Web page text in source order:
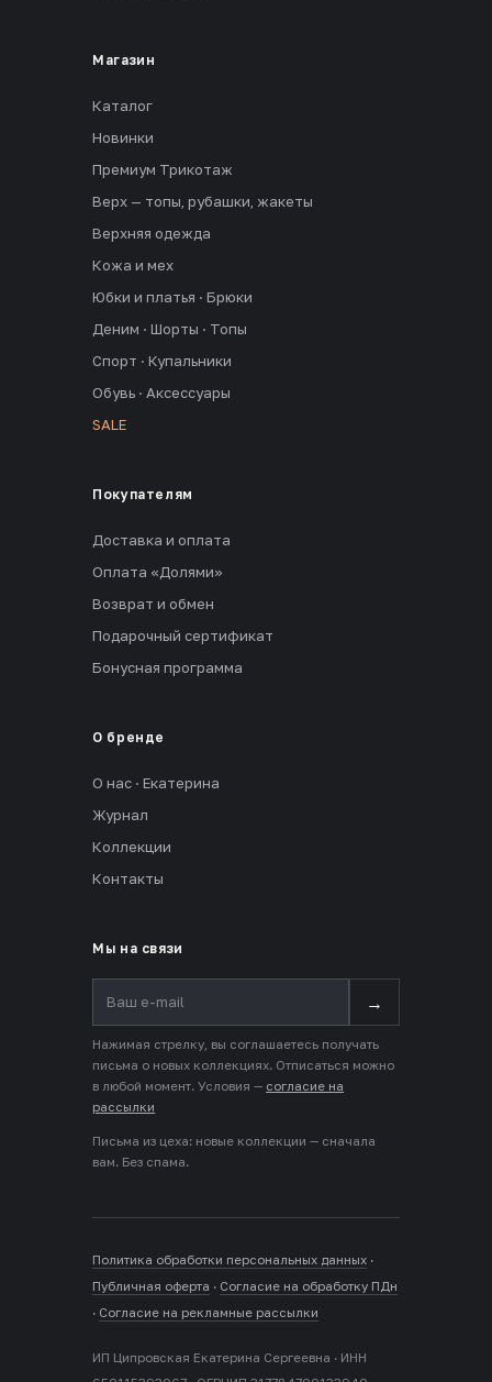
Магазин
Каталог
Новинки
Премиум Трикотаж
Верх — топы, рубашки, жакеты
Верхняя одежда
Кожа и мех
Юбки и платья · Брюки
Деним · Шорты · Топы
Спорт · Купальники
Обувь · Аксессуары
SALE
Покупателям
Доставка и оплата
Оплата «Долями»
Возврат и обмен
Подарочный сертификат
Бонусная программа
О бренде
О нас · Екатерина
Журнал
Коллекции
Контакты
Мы на связи
→
Нажимая стрелку, вы соглашаетесь получать
письма о новых коллекциях. Отписаться можно
в любой момент. Условия — согласие на
рассылки
Письма из цеха: новые коллекции — сначала
вам. Без спама.
Политика обработки персональных данных ·
Публичная оферта · Согласие на обработку ПДн
· Согласие на рекламные рассылки
ИП Ципровская Екатерина Сергеевна · ИНН